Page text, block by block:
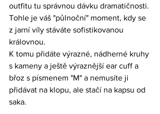
outfitu tu správnou dávku dramatičnosti.
Tohle je váš "půlnoční" moment, kdy se
z jarní víly stáváte sofistikovanou
královnou.
K tomu přidáte výrazné, nádherné kruhy
s kameny a ještě výraznější ear cuff a
břoz s písmenem "M" a nemusíte ji
přidávat na klopu, ale stačí na kapsu od
saka.